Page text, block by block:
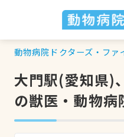
動物病院ドクターズ・ファ
大門駅(愛知県)
の獣医・動物病